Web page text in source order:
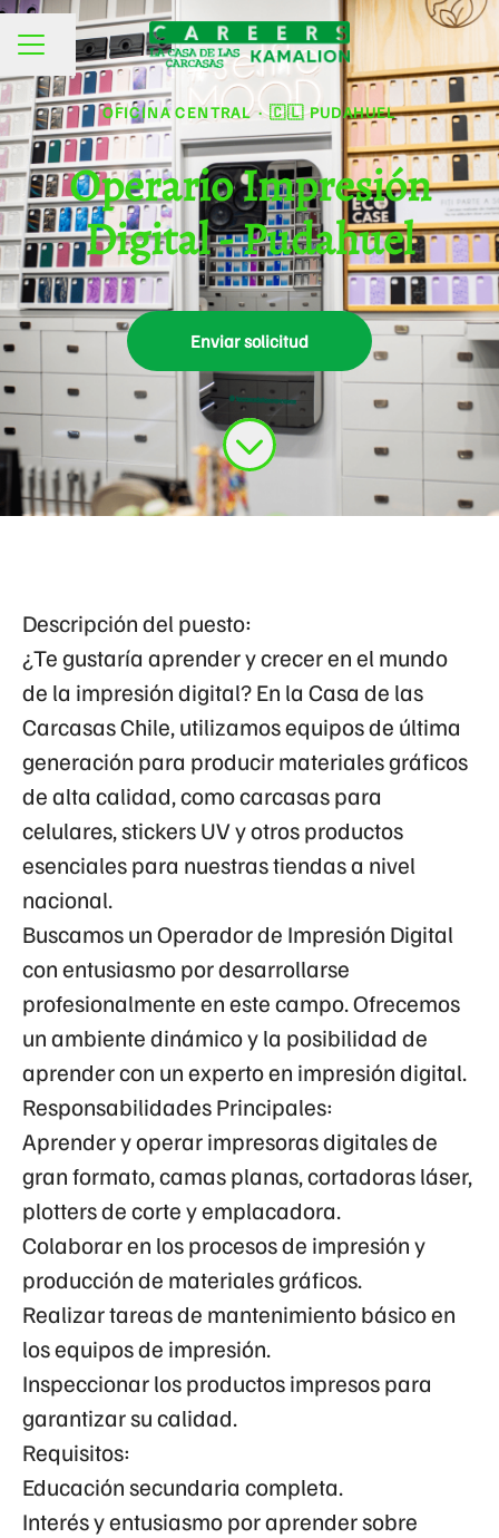
MENÚ DE EMPLEO
Compartir página
OFICINA CENTRAL · 🇨🇱 PUDAHUEL
Operario Impresión
Digital - Pudahuel
Enviar solicitud
Descripción del puesto:
¿Te gustaría aprender y crecer en el mundo
de la impresión digital? En la Casa de las
Carcasas Chile, utilizamos equipos de última
generación para producir materiales gráficos
de alta calidad, como carcasas para
celulares, stickers UV y otros productos
esenciales para nuestras tiendas a nivel
nacional.
Buscamos unOperador de Impresión Digital
con entusiasmo por desarrollarse
profesionalmente en este campo. Ofrecemos
un ambiente dinámico y la posibilidad de
aprender con un experto en impresión digital.
Responsabilidades Principales:
Aprender y operar impresoras digitales de
gran formato, camas planas, cortadoras láser,
plotters de corte y emplacadora.
Colaborar en los procesos de impresión y
producción de materiales gráficos.
Realizar tareas de mantenimiento básico en
los equipos de impresión.
Inspeccionar los productos impresos para
garantizar su calidad.
Requisitos:
Educación secundaria completa.
Interés y entusiasmo por aprender sobre